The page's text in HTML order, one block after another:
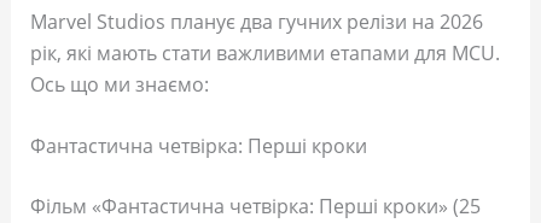
Marvel Studios планує два гучних релізи на 2026
рік, які мають стати важливими етапами для MCU.
Ось що ми знаємо:
Фантастична четвірка: Перші кроки
Фільм «Фантастична четвірка: Перші кроки» (25